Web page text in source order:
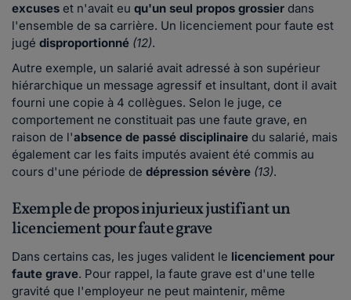
excuses et n'avait eu qu'un seul propos grossier dans
l'ensemble de sa carrière. Un licenciement pour faute est
jugé disproportionné (12).
Autre exemple, un salarié avait adressé à son supérieur
hiérarchique un message agressif et insultant, dont il avait
fourni une copie à 4 collègues. Selon le juge, ce
comportement ne constituait pas une faute grave, en
raison de l'absence de passé disciplinaire du salarié, mais
également car les faits imputés avaient été commis au
cours d'une période de dépression sévère (13).
Exemple de propos injurieux justifiant un
licenciement pour faute grave
Dans certains cas, les juges valident le licenciement pour
faute grave. Pour rappel, la faute grave est d'une telle
gravité que l'employeur ne peut maintenir, même